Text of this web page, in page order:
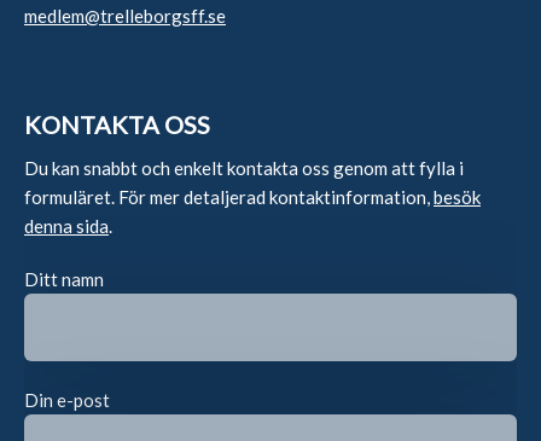
medlem@trelleborgsff.se
KONTAKTA OSS
Du kan snabbt och enkelt kontakta oss genom att fylla i
formuläret. För mer detaljerad kontaktinformation,besök
denna sida.
Ditt namn
Din e-post